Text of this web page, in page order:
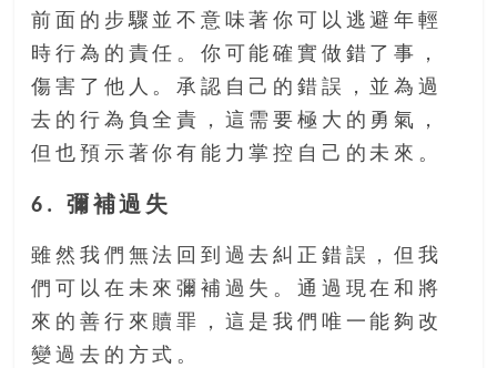
前面的步驟並不意味著你可以逃避年輕
時行為的責任。你可能確實做錯了事，
傷害了他人。承認自己的錯誤，並為過
去的行為負全責，這需要極大的勇氣，
但也預示著你有能力掌控自己的未來。
6. 彌補過失
雖然我們無法回到過去糾正錯誤，但我
們可以在未來彌補過失。通過現在和將
來的善行來贖罪，這是我們唯一能夠改
變過去的方式。